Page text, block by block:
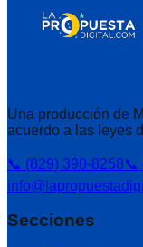
Una producción de
acuerdo a las leyes
📞 (829) 390-8258📞
Secciones